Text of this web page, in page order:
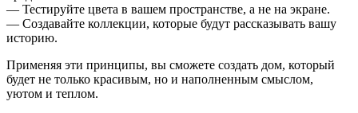
— Тестируйте цвета в вашем пространстве, а не на экране.
— Создавайте коллекции, которые будут рассказывать вашу
историю.
Применяя эти принципы, вы сможете создать дом, который
будет не только красивым, но и наполненным смыслом,
уютом и теплом.